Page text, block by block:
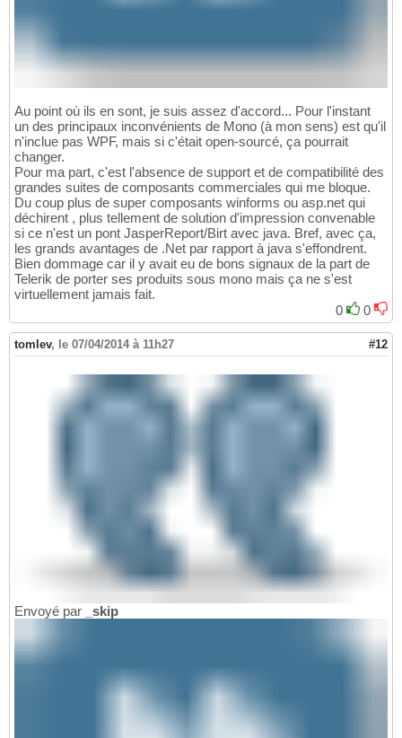
Au point où ils en sont, je suis assez d'accord... Pour l'instant
un des principaux inconvénients de Mono (à mon sens) est qu'il
n'inclue pas WPF, mais si c'était open-sourcé, ça pourrait
changer.
Pour ma part, c'est l'absence de support et de compatibilité des
grandes suites de composants commerciales qui me bloque.
Du coup plus de super composants winforms ou asp.net qui
déchirent , plus tellement de solution d'impression convenable
si ce n'est un pont JasperReport/Birt avec java. Bref, avec ça,
les grands avantages de .Net par rapport à java s'effondrent.
Bien dommage car il y avait eu de bons signaux de la part de
Telerik de porter ses produits sous mono mais ça ne s'est
virtuellement jamais fait.
0
0
tomlev, le 07/04/2014 à 11h27 #12
Envoyé par _skip